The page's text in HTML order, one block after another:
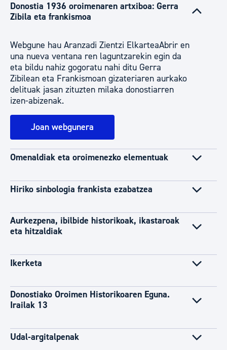
Donostia 1936 oroimenaren artxiboa: Gerra
Zibila eta frankismoa
Webgune hau Aranzadi Zientzi ElkarteaAbrir en
una nueva ventana ren laguntzarekin egin da
eta bildu nahiz gogoratu nahi ditu Gerra
Zibilean eta Frankismoan gizateriaren aurkako
delituak jasan zituzten milaka donostiarren
izen-abizenak.
Joan webgunera
Omenaldiak eta oroimenezko elementuak
Hiriko sinbologia frankista ezabatzea
Aurkezpena, ibilbide historikoak, ikastaroak
eta hitzaldiak
Ikerketa
Donostiako Oroimen Historikoaren Eguna.
Irailak 13
Udal-argitalpenak